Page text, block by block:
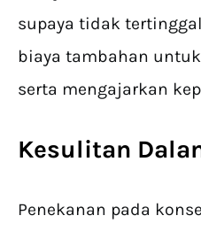
supaya tidak
biaya tambahan
serta mengajarkan
Kesulitan
Penekanan pada